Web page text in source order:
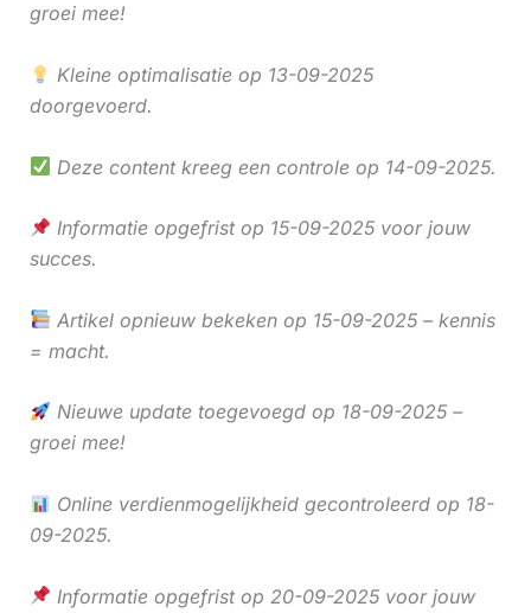
groei mee!
Kleine optimalisatie op 13-09-2025
doorgevoerd.
Deze content kreeg een controle op 14-09-2025.
Informatie opgefrist op 15-09-2025 voor jouw
succes.
Artikel opnieuw bekeken op 15-09-2025 – kennis
= macht.
Nieuwe update toegevoegd op 18-09-2025 –
groei mee!
Online verdienmogelijkheid gecontroleerd op 18-
09-2025.
Informatie opgefrist op 20-09-2025 voor jouw